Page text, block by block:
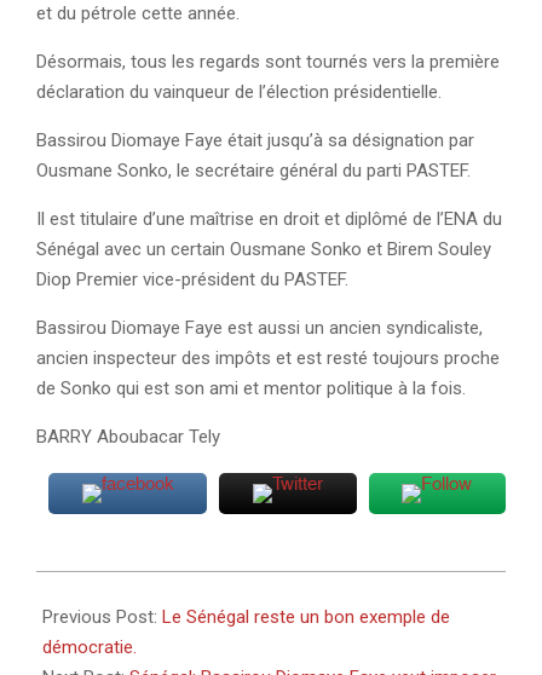
et du pétrole cette année.
Désormais, tous les regards sont tournés vers la première
déclaration du vainqueur de l’élection présidentielle.
Bassirou Diomaye Faye était jusqu’à sa désignation par
Ousmane Sonko, le secrétaire général du parti PASTEF.
Il est titulaire d’une maîtrise en droit et diplômé de l’ENA du
Sénégal avec un certain Ousmane Sonko et Birem Souley
Diop Premier vice-président du PASTEF.
Bassirou Diomaye Faye est aussi un ancien syndicaliste,
ancien inspecteur des impôts et est resté toujours proche
de Sonko qui est son ami et mentor politique à la fois.
BARRY Aboubacar Tely
03-
25
Previous Post: Le Sénégal reste un bon exemple de
démocratie.